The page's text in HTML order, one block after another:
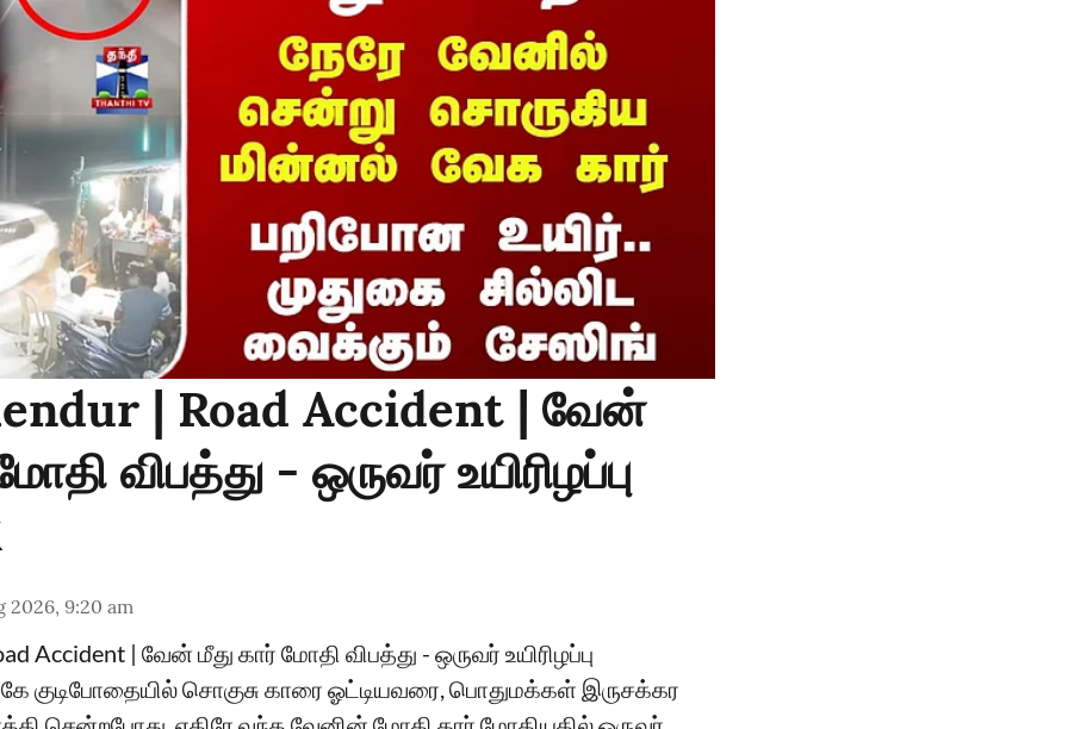
| Road Accident | வேன்
விபத்து - ஒருவர் உயிரிழப்பு
2026, 9:20 am
Accident | வேன் மீது கார் மோதி விபத்து - ஒருவர் உயிரிழப்பு
குடிபோதையில் சொகுசு காரை ஓட்டியவரை, பொதுமக்கள் இருசக்கர